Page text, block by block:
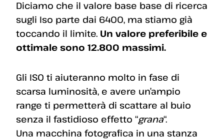
Diciamo che il valore base base di ricerca
sugli Iso parte dai 6400, ma stiamo già
toccando il limite. Un valore preferibile e
ottimale sono 12.800 massimi.
Gli ISO ti aiuteranno molto in fase di
scarsa luminosità, e avere un’ampio
range ti permetterà di scattare al buio
senza il fastidioso effetto “grana“.
Una macchina fotografica in una stanza